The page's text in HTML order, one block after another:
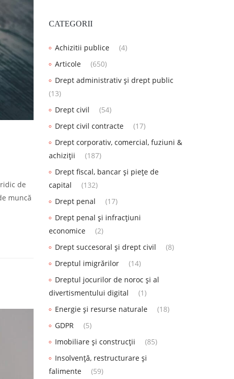
de
muncă
CATEGORII
Achizitii publice
(4)
Articole
(650)
Drept administrativ și drept public
(13)
Drept civil
(54)
Drept civil contracte
(17)
Drept corporativ, comercial, fuziuni &
achiziții
(187)
Drept fiscal, bancar și piețe de
capital
(132)
Drept penal
(17)
Drept penal și infracțiuni
economice
(2)
Drept succesoral și drept civil
(8)
Dreptul imigrărilor
(14)
Dreptul jocurilor de noroc și al
divertismentului digital
(1)
Energie și resurse naturale
(18)
GDPR
(5)
Imobiliare și construcții
(85)
Insolvență, restructurare și
falimente
(59)